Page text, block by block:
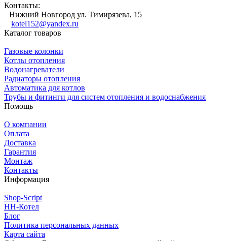
Контакты:
Нижний Новгород ул. Тимирязева, 15
kotel152@yandex.ru
Каталог товаров
Газовые колонки
Котлы отопления
Водонагреватели
Радиаторы отопления
Автоматика для котлов
Трубы и фитинги для систем отопления и водоснабжения
Помощь
О компании
Оплата
Доставка
Гарантия
Монтаж
Контакты
Информация
Shop-Script
НН-Котел
Блог
Политика персональных данных
Карта сайта